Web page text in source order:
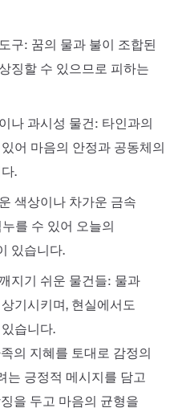
구: 꿈의 물과 불이 조합된
징할 수 있으므로 피하는
나 과시성 물건: 타인과의
어 마음의 안정과 공동체의
.
색상이나 차가운 금속
를 수 있어 오늘의
있습니다.
지기 쉬운 물건들: 물과
기시키며, 현실에서도
습니다.
의 지혜를 토대로 감정의
는 긍정적 메시지를 담고
을 두고 마음의 균형을